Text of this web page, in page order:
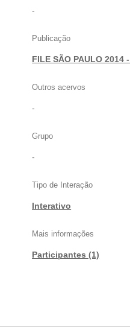
-
Publicação
FILE SÃO PAULO 2014
Outros acervos
-
Grupo
-
Tipo de Interação
Interativo
Mais informações
Participantes (1)